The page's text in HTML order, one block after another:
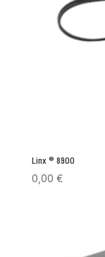
Linx ® 8900
0,00 €